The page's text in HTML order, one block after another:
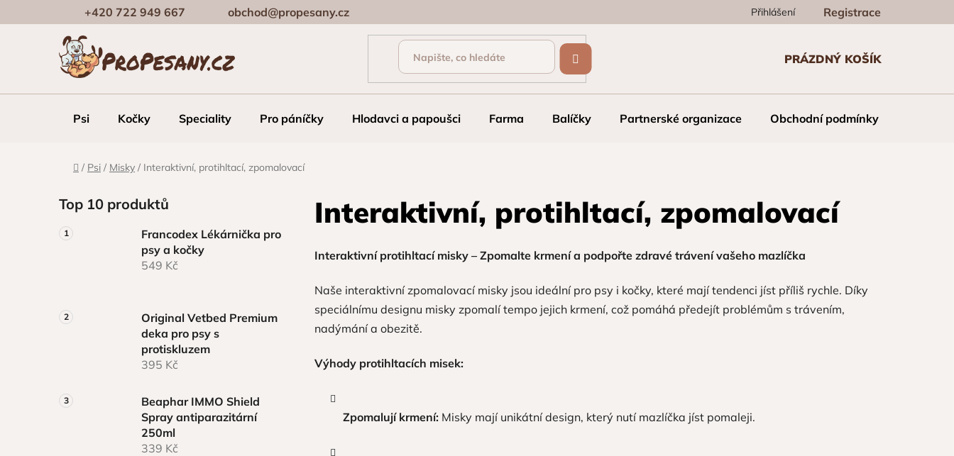
na
+420 722 949 667 obchod@propesany.cz Přihlášení Registrace
KOŠÍK
PRÁZDNÝ KOŠÍK
Psi Kočky Speciality Pro páníčky Hlodavci a papoušci Farma Balíčky Partnerské organizace Obchodní podmínky
Domů
/ Psi / Misky / Interaktivní, protihltací, zpomalovací
o
s
t
n
n
e
Top 10 produktů
Francodex Lékárnička pro
psy a kočky
549 Kč
Original Vetbed Premium
deka pro psy s
protiskluzem
395 Kč
Beaphar IMMO Shield
Spray antiparazitární
250ml
339 Kč
Interaktivní, protihltací, zpomalovací
Interaktivní protihltací misky – Zpomalte krmení a podpořte zdravé trávení vašeho mazlíčka
Naše interaktivní zpomalovací misky jsou ideální pro psy i kočky, které mají tendenci jíst příliš rychle. Díky
speciálnímu designu misky zpomalí tempo jejich krmení, což pomáhá předejít problémům s trávením,
nadýmání a obezitě.
Výhody protihltacích misek:
Zpomalují krmení: Misky mají unikátní design, který nutí mazlíčka jíst pomaleji.